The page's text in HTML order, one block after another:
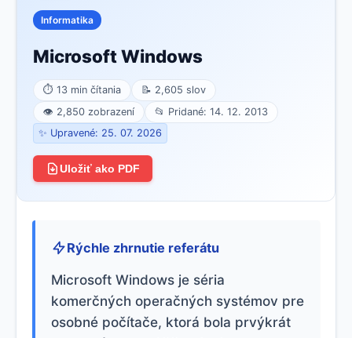
Informatika
Microsoft Windows
⏱ 13 min čítania
📝 2,605 slov
👁 2,850 zobrazení
📂 Pridané: 14. 12. 2013
✨ Upravené: 25. 07. 2026
Uložiť ako PDF
Rýchle zhrnutie referátu
Microsoft Windows je séria
komerčných operačných systémov pre
osobné počítače, ktorá bola prvýkrát